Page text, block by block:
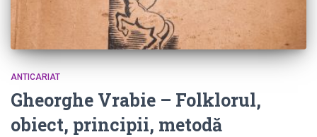
ANTICARIAT
Gheorghe Vrabie – Folklorul,
obiect, principii, metodă